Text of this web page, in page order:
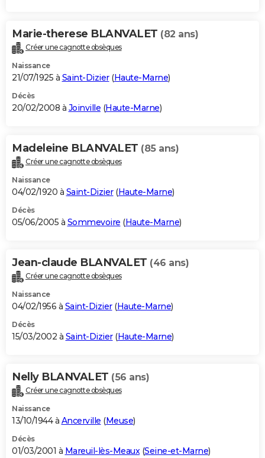
Marie-therese BLANVALET (82 ans)
Créer une cagnotte obsèques
Naissance
21/07/1925 à Saint-Dizier(Haute-Marne)
Décès
20/02/2008 à Joinville (Haute-Marne)
Madeleine BLANVALET (85 ans)
Créer une cagnotte obsèques
Naissance
04/02/1920 à Saint-Dizier(Haute-Marne)
Décès
05/06/2005 à Sommevoire (Haute-Marne)
Jean-claude BLANVALET (46 ans)
Créer une cagnotte obsèques
Naissance
04/02/1956 à Saint-Dizier(Haute-Marne)
Décès
15/03/2002 à Saint-Dizier(Haute-Marne)
Nelly BLANVALET (56 ans)
Créer une cagnotte obsèques
Naissance
13/10/1944 à Ancerville (Meuse)
Décès
01/03/2001 à Mareuil-lès-Meaux(Seine-et-Marne)